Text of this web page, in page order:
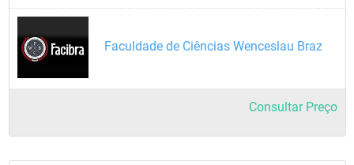
Faculdade de Ciências Wenceslau Braz
Consultar Preço